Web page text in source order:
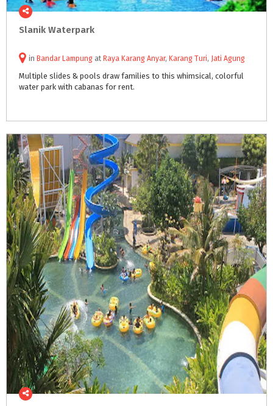
Slanik Waterpark
in Bandar Lampung at Raya Karang Anyar, Karang Turi, Jati Agung
Multiple slides & pools draw families to this whimsical, colorful
water park with cabanas for rent.